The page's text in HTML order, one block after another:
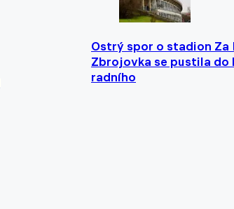
Ostrý spor o stadion Za
Zbrojovka se pustila do
radního